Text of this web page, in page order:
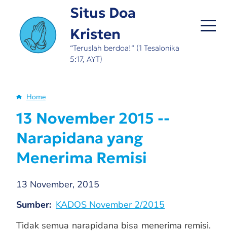
main
content
Situs Doa
Kristen
“Teruslah berdoa!” (1 Tesalonika
5:17, AYT)
Breadcrumb
Home
13 November 2015 --
Narapidana yang
Menerima Remisi
13 November, 2015
Sumber KADOS November 2/2015
Tidak semua narapidana bisa menerima remisi.